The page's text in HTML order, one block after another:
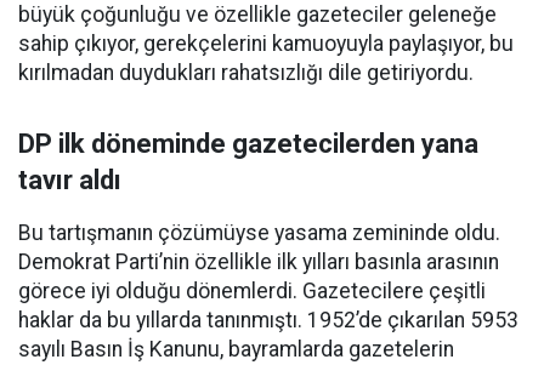
büyük çoğunluğu ve özellikle gazeteciler geleneğe
sahip çıkıyor, gerekçelerini kamuoyuyla paylaşıyor, bu
kırılmadan duydukları rahatsızlığı dile getiriyordu.
DP ilk döneminde gazetecilerden yana
tavır aldı
Bu tartışmanın çözümüyse yasama zemininde oldu.
Demokrat Parti’nin özellikle ilk yılları basınla arasının
görece iyi olduğu dönemlerdi. Gazetecilere çeşitli
haklar da bu yıllarda tanınmıştı. 1952’de çıkarılan 5953
sayılı Basın İş Kanunu, bayramlarda gazetelerin